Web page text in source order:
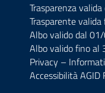
Trasparenza
Trasparente
Albo valido dal
Albo valido fino
Privacy –
Accessibilità AGID